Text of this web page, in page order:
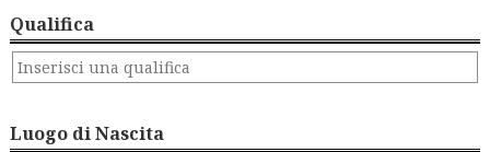
Qualifica
Luogo di Nascita